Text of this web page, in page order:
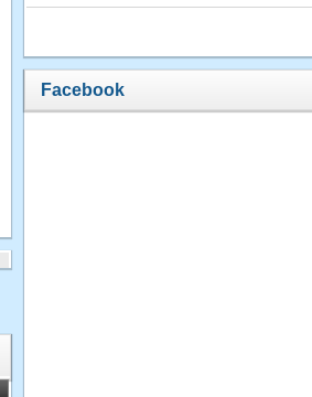
Facebook